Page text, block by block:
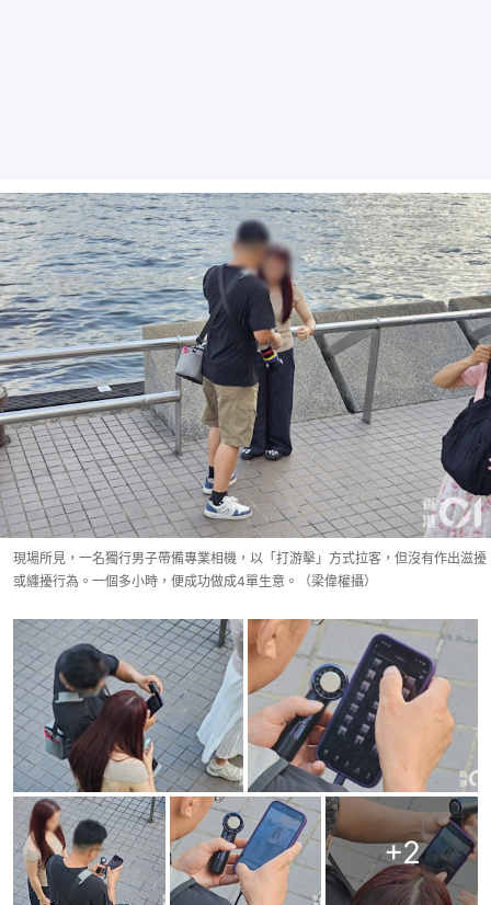
現場所見，一名獨行男子帶備專業相機，以「打游擊」方式拉客，但沒有作出滋擾
或纏擾行為。一個多小時，便成功做成4單生意。（梁偉權攝）
+2